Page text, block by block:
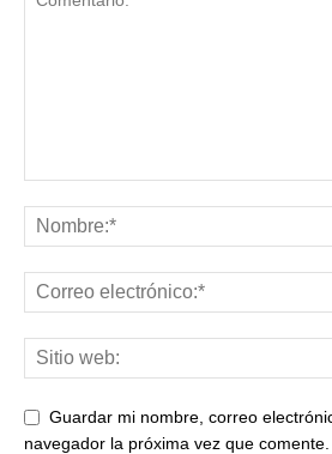
Guardar mi nombre, correo
navegador la próxima vez que comente.